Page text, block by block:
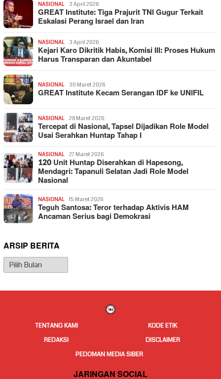
NASIONAL 3 April 2026
GREAT Institute: Tiga Prajurit TNI Gugur Terkait
Eskalasi Perang Israel dan Iran
NASIONAL 3 April 2026
Kejari Karo Dikritik Habis, Komisi III: Proses Hukum
Harus Transparan dan Akuntabel
NASIONAL 30 Maret 2026
GREAT Institute Kecam Serangan IDF ke UNIFIL
NASIONAL 28 Maret 2026
Tercepat di Nasional, Tapsel Dijadikan Role Model
Usai Serahkan Huntap Tahap I
NASIONAL 27 Maret 2026
120 Unit Huntap Diserahkan di Hapesong,
Mendagri: Tapanuli Selatan Jadi Role Model
Nasional
NASIONAL 15 Maret 2026
Teguh Santosa: Teror terhadap Aktivis HAM
Ancaman Serius bagi Demokrasi
ARSIP BERITA
Arsip
Berita
TENTANG KAMI
KODE ETIK
REDAKSI
DISCLAIMER
PEDOMAN MEDIA SIBER
JARINGAN SOCIAL